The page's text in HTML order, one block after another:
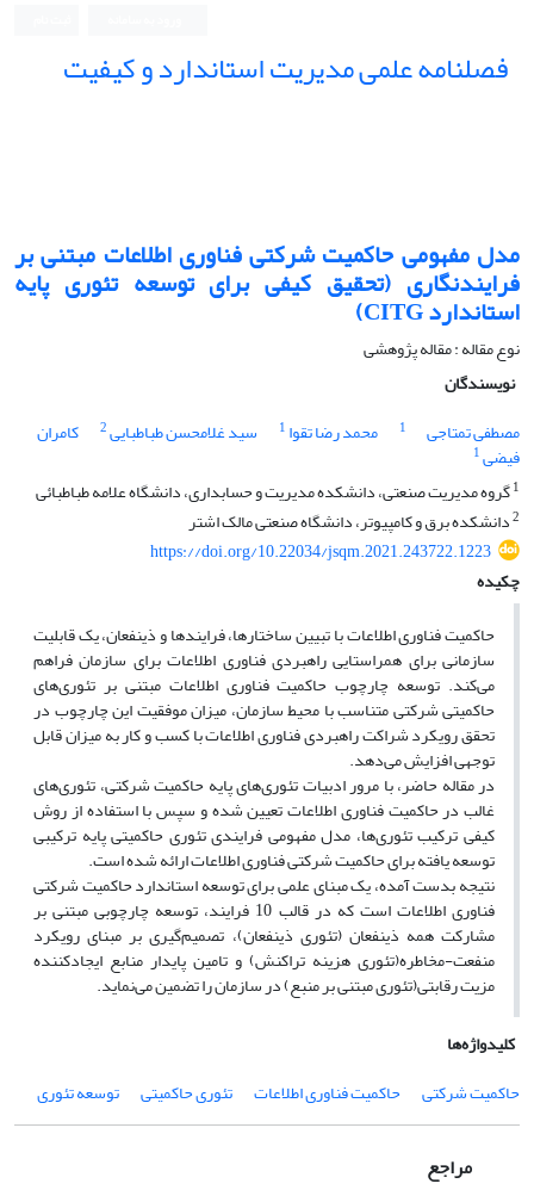
فصلنامه علمی مدیریت استاندارد و کیفیت
مدل مفهومی حاکمیت شرکتی فناوری اطلاعات مبتنی بر
فرایندنگاری (تحقیق کیفی برای توسعه تئوری پایه
استاندارد CITG)
نوع مقاله : مقاله پژوهشی
نویسندگان
مصطفی تمتاجی
1 محمد رضا تقوا 1 سید غلامحسن طباطبایی2 کامران
فیضی1
1گروه مدیریت صنعتی، دانشکده مدیریت و حسابداری، دانشگاه علامه طباطبائی
2دانشکده برق و کامپیوتر، دانشگاه صنعتی مالک اشتر
https://doi.org/10.22034/jsqm.2021.243722.1223
چکیده
حاکمیت فناوری اطلاعات با تبیین ساختارها، فرایندها و ذینفعان، یک قابلیت
سازمانی برای همراستایی راهبردی فناوری اطلاعات برای سازمان فراهم
می‌کند. توسعه چارچوب حاکمیت فناوری اطلاعات مبتنی بر تئوری‌های
حاکمیتی شرکتی متناسب با محیط سازمان، میزان موفقیت این چارچوب در
تحقق رویکرد شراکت راهبردی فناوری اطلاعات با کسب و کار به میزان قابل
توجهی افزایش می‌دهد.
در مقاله حاضر، با مرور ادبیات تئوری‌های پایه حاکمیت شرکتی، تئوری‌های
غالب در حاکمیت فناوری اطلاعات تعیین شده و سپس با استفاده از روش
کیفی ترکیب تئوری‌ها، مدل مفهومی فرایندی تئوری حاکمیتی پایه ترکیبی
توسعه یافته برای حاکمیت شرکتی فناوری اطلاعات ارائه شده است.
نتیجه بدست آمده، یک مبنای علمی برای توسعه استاندارد حاکمیت شرکتی
فناوری اطلاعات است که در قالب 10 فرایند، توسعه چارچوبی مبتنی بر
مشارکت همه ذینفعان (تئوری ذینفعان)، تصمیم‌گیری بر مبنای رویکرد
منفعت-مخاطره(تئوری هزینه تراکنش) و تامین پایدار منابع ایجادکننده
مزیت رقابتی(تئوری مبتنی بر منبع) در سازمان را تضمین می‌نماید.
کلیدواژه‌ها
حاکمیت شرکتی
حاکمیت فناوری اطلاعات تئوری حاکمیتی توسعه تئوری
مراجع